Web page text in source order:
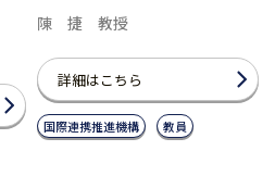
陳 捷 教授
詳細はこちら
国際連携推進機構 教員